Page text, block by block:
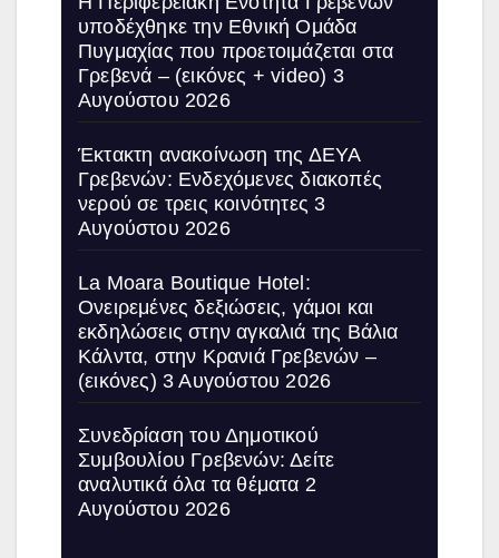
υποδέχθηκε την Εθνική Ομάδα
Πυγμαχίας που προετοιμάζεται στα
Γρεβενά – (εικόνες + video) 3
Αυγούστου 2026
Έκτακτη ανακοίνωση της ΔΕΥΑ
Γρεβενών: Ενδεχόμενες διακοπές
νερού σε τρεις κοινότητες 3
Αυγούστου 2026
La Moara Boutique Hotel:
Ονειρεμένες δεξιώσεις, γάμοι και
εκδηλώσεις στην αγκαλιά της Βάλια
Κάλντα, στην Κρανιά Γρεβενών –
(εικόνες) 3 Αυγούστου 2026
Συνεδρίαση του Δημοτικού
Συμβουλίου Γρεβενών: Δείτε
αναλυτικά όλα τα θέματα 2
Αυγούστου 2026